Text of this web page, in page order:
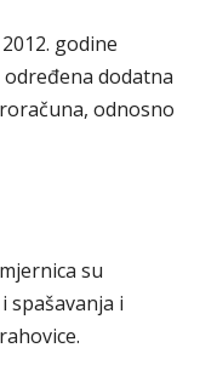
godine
dodatna
odnosno
su
spašavanja i